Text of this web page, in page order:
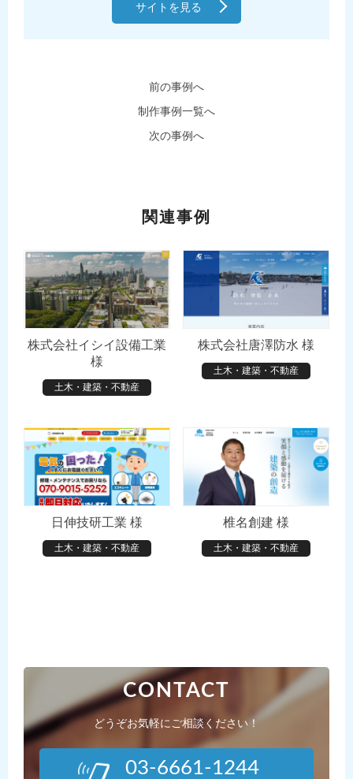
サイトを見る
前の事例へ
制作事例一覧へ
次の事例へ
関連事例
株式会社イシイ設備工業
様
土木・建築・不動産
株式会社唐澤防水 様
土木・建築・不動産
日伸技研工業 様
土木・建築・不動産
椎名創建 様
土木・建築・不動産
CONTACT
どうぞお気軽にご相談ください！
03-6661-1244